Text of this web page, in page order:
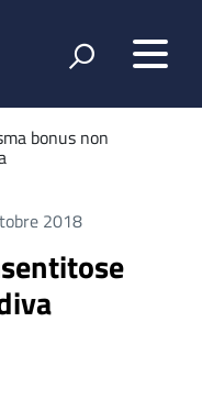
bonus non
2018